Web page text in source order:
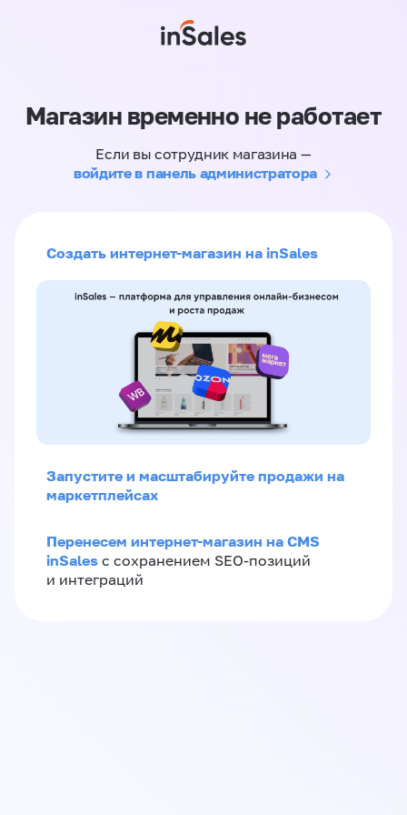
Магазин временно не работает
Если вы сотрудник магазина —
войдите в панель администратора
Создать интернет-магазин на inSales
Запустите и масштабируйте продажи на
маркетплейсах
Перенесем интернет-магазин на CMS
inSales с сохранением SEO-позиций
и интеграций